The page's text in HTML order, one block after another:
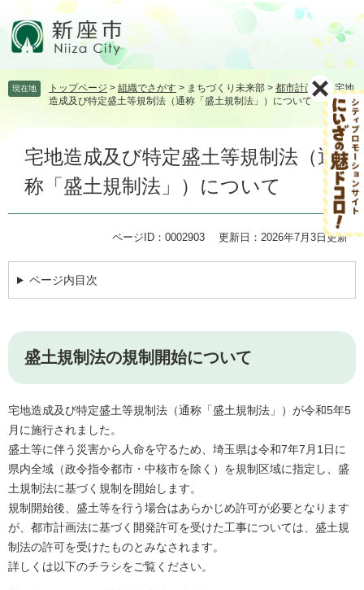
頭飛 現在地 トップページ > 組織でさがす > まちづくり未来部 > 都市計画課 >宅地
造成及び特定盛土等規制法（通称「盛土規制法」）について
宅地造成及び特定盛土等規制法（通
称「盛土規制法」）について
ページID：0002903 更新日：2026年7月3日更新
ページ内目次
盛土規制法の規制開始について
宅地造成及び特定盛土等規制法（通称「盛土規制法」）が令和5年5
月に施行されました。
盛土等に伴う災害から人命を守るため、埼玉県は令和7年7月1日に
県内全域（政令指令都市・中核市を除く）を規制区域に指定し、盛
土規制法に基づく規制を開始します。
規制開始後、盛土等を行う場合はあらかじめ許可が必要となります
が、都市計画法に基づく開発許可を受けた工事については、盛土規
制法の許可を受けたものとみなされます。
詳しくは以下のチラシをご覧ください。